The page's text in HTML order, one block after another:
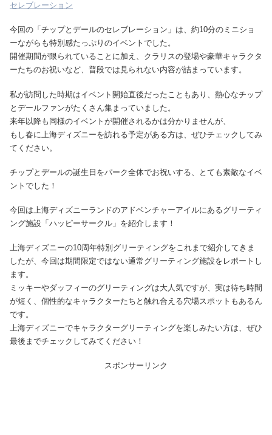
セレブレーション
今回の「チップとデールのセレブレーション」は、約10分のミニショ
ーながらも特別感たっぷりのイベントでした。
開催期間が限られていることに加え、クラリスの登場や豪華キャラクタ
ーたちのお祝いなど、普段では見られない内容が詰まっています。
私が訪問した時期はイベント開始直後だったこともあり、熱心なチップ
とデールファンがたくさん集まっていました。
来年以降も同様のイベントが開催されるかは分かりませんが、
もし春に上海ディズニーを訪れる予定がある方は、ぜひチェックしてみ
てください。
チップとデールの誕生日をパーク全体でお祝いする、とても素敵なイベ
ントでした！
今回は上海ディズニーランドのアドベンチャーアイルにあるグリーティ
ング施設「ハッピーサークル」を紹介します！
上海ディズニーの10周年特別グリーティングをこれまで紹介してきま
したが、今回は期間限定ではない通常グリーティング施設をレポートし
ます。
ミッキーやダッフィーのグリーティングは大人気ですが、実は待ち時間
が短く、個性的なキャラクターたちと触れ合える穴場スポットもあるん
です。
上海ディズニーでキャラクターグリーティングを楽しみたい方は、ぜひ
最後までチェックしてみてください！
スポンサーリンク